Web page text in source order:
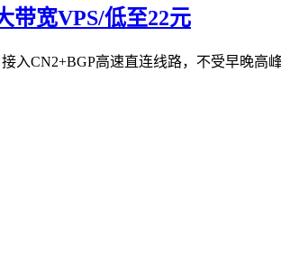
带宽VPS/低至22元
入CN2+BGP高速直连线路，不受早晚